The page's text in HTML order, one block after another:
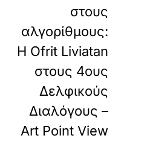
στους
αλγορίθμους:
Η Ofrit Liviatan
στους 4ους
Δελφικούς
Διαλόγους –
Art Point View